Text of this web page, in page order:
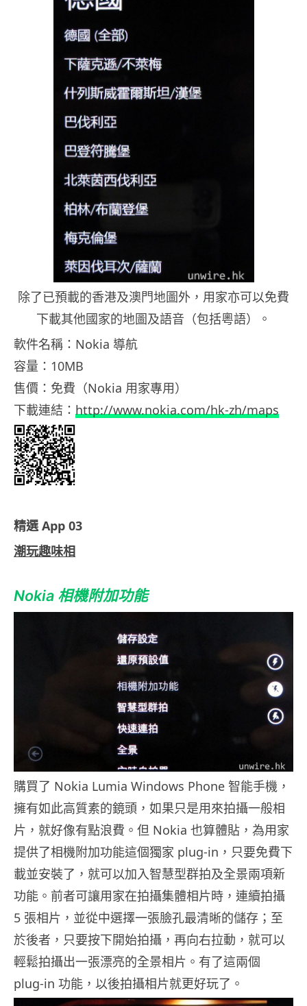
除了已預載的香港及澳門地圖外，用家亦可以免費
下載其他國家的地圖及語音（包括粵語）。
軟件名稱：Nokia 導航
容量：10MB
售價：免費（Nokia 用家專用）
下載連結： http://www.nokia.com/hk-zh/maps
精選 App 03
潮玩趣味相
Nokia 相機附加功能
購買了 Nokia Lumia Windows Phone 智能手機，
擁有如此高質素的鏡頭，如果只是用來拍攝一般相
片，就好像有點浪費。但 Nokia 也算體貼，為用家
提供了相機附加功能這個獨家 plug-in，只要免費下
載並安裝了，就可以加入智慧型群拍及全景兩項新
功能。前者可讓用家在拍攝集體相片時，連續拍攝
5 張相片，並從中選擇一張臉孔最清晰的儲存；至
於後者，只要按下開始拍攝，再向右拉動，就可以
輕鬆拍攝出一張漂亮的全景相片。有了這兩個
plug-in 功能，以後拍攝相片就更好玩了。